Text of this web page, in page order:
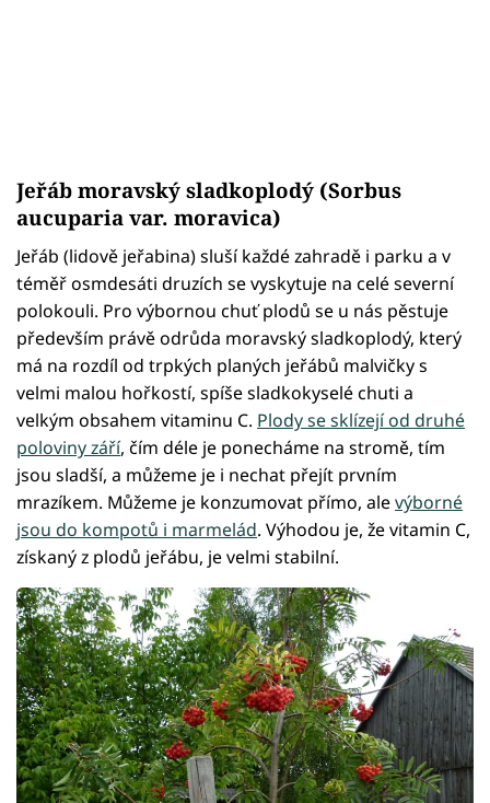
Jeřáb moravský sladkoplodý (Sorbus
aucuparia var. moravica)
Jeřáb (lidově jeřabina) sluší každé zahradě i parku a v
téměř osmdesáti druzích se vyskytuje na celé severní
polokouli. Pro výbornou chuť plodů se u nás pěstuje
především právě odrůda moravský sladkoplodý, který
má na rozdíl od trpkých planých jeřábů malvičky s
velmi malou hořkostí, spíše sladkokyselé chuti a
velkým obsahem vitaminu C. Plody se sklízejí od druhé
poloviny září, čím déle je ponecháme na stromě, tím
jsou sladší, a můžeme je i nechat přejít prvním
mrazíkem. Můžeme je konzumovat přímo, alevýborné
jsou do kompotů i marmelád. Výhodou je, že vitamin C,
získaný z plodů jeřábu, je velmi stabilní.